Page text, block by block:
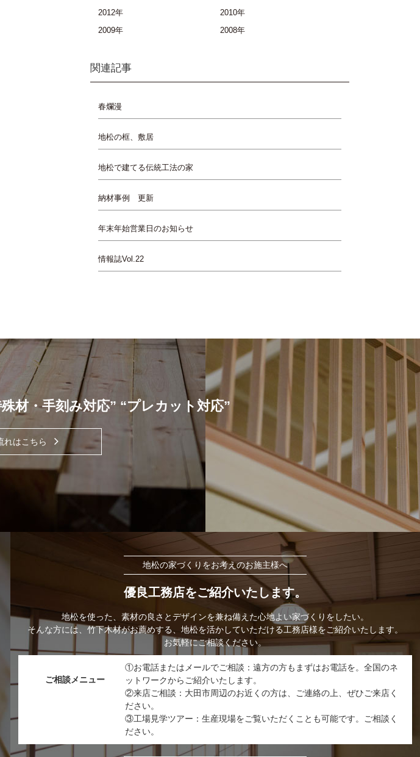
2012年
2010年
2009年
2008年
関連記事
春爛漫
地松の框、敷居
地松で建てる伝統工法の家
納材事例 更新
年末年始営業日のお知らせ
情報誌Vol.22
材・手刻み対応” “プレカット対応”
れはこちら
地松の家づくりをお考えのお施主様へ
優良工務店をご紹介いたします。
地松を使った、素材の良さとデザインを兼ね備えた心地よい家づくりをしたい。
そんな方には、竹下木材がお薦めする、地松を活かしていただける工務店様をご紹介いたします。
お気軽にご相談ください。
ご相談メニュー
①お電話またはメールでご相談：遠方の方もまずはお電話を。全国のネ
ットワークからご紹介いたします。
②来店ご相談：大田市周辺のお近くの方は、ご連絡の上、ぜひご来店く
ださい。
③工場見学ツアー：生産現場をご覧いただくことも可能です。ご相談く
ださい。